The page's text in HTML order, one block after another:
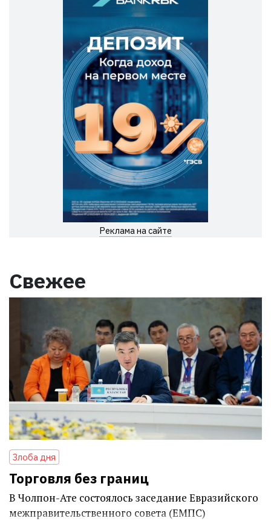
Реклама на сайте
Свежее
Злоба дня
Торговля без границ
В Чолпон-Ате состоялось заседание Евразийского
межправительственного совета (ЕМПС)